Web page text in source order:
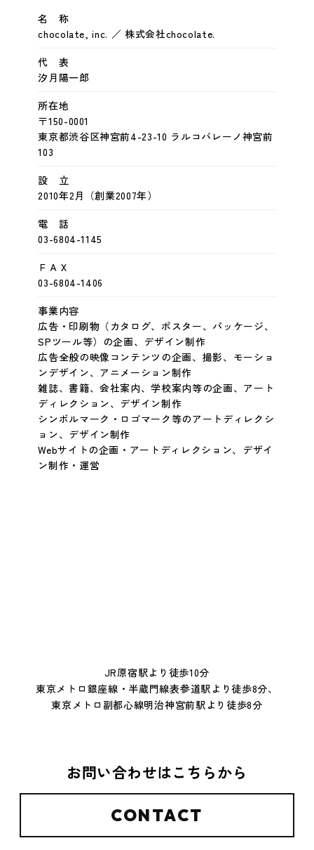
名 称
chocolate, inc. ／ 株式会社chocolate.
代 表
汐月陽一郎
所在地
〒150-0001
東京都渋谷区神宮前4-23-10 ラルコバレーノ神宮前
103
設 立
2010年2月（創業2007年）
電 話
03-6804-1145
ＦＡＸ
03-6804-1406
事業内容
広告・印刷物（カタログ、ポスター、パッケージ、
SPツール等）の企画、デザイン制作
広告全般の映像コンテンツの企画、撮影、モーショ
ンデザイン、アニメーション制作
雑誌、書籍、会社案内、学校案内等の企画、アート
ディレクション、デザイン制作
シンボルマーク・ロゴマーク等のアートディレクシ
ョン、デザイン制作
Webサイトの企画・アートディレクション、デザイ
ン制作・運営
JR原宿駅より徒歩10分
東京メトロ銀座線・半蔵門線表参道駅より徒歩8分、
東京メトロ副都心線明治神宮前駅より徒歩8分
お問い合わせはこちらから
CONTACT